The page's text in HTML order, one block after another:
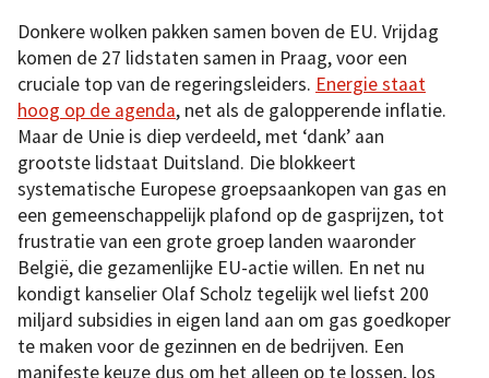
Donkere wolken pakken samen boven de EU. Vrijdag
komen de 27 lidstaten samen in Praag, voor een
cruciale top van de regeringsleiders. Energie staat
hoog op de agenda, net als de galopperende inflatie.
Maar de Unie is diep verdeeld, met ‘dank’ aan
grootste lidstaat Duitsland. Die blokkeert
systematische Europese groepsaankopen van gas en
een gemeenschappelijk plafond op de gasprijzen, tot
frustratie van een grote groep landen waaronder
België, die gezamenlijke EU-actie willen. En net nu
kondigt kanselier Olaf Scholz tegelijk wel liefst 200
miljard subsidies in eigen land aan om gas goedkoper
te maken voor de gezinnen en de bedrijven. Een
manifeste keuze dus om het alleen op te lossen, los